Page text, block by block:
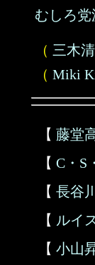
むしろ党
（ 三木清
（ Miki
【 藤堂
【 C・S
【 長谷
【 ルイ
【 小山